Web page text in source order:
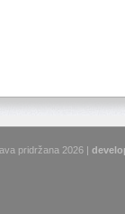
pridržana 2026 |